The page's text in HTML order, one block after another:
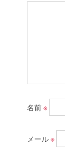
名前 ※
メール ※